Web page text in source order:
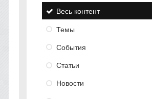
Весь контент
Темы
События
Статьи
Новости